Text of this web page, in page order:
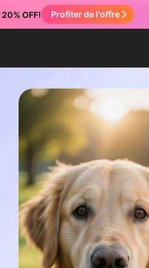
20% OFF! Profiter de l'offre